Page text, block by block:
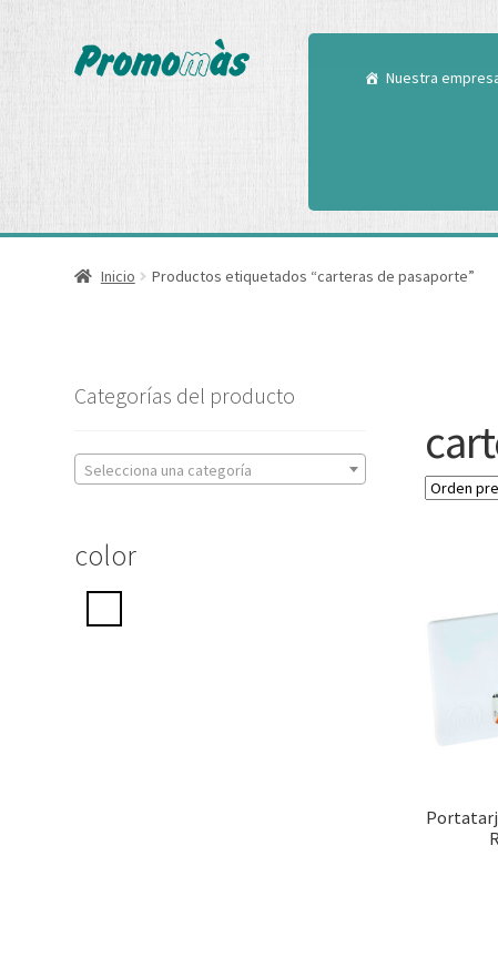
Nuestra
Inicio Productos etiquetados “carteras de pasaporte”
Categorías del producto
Selecciona una categoría
color